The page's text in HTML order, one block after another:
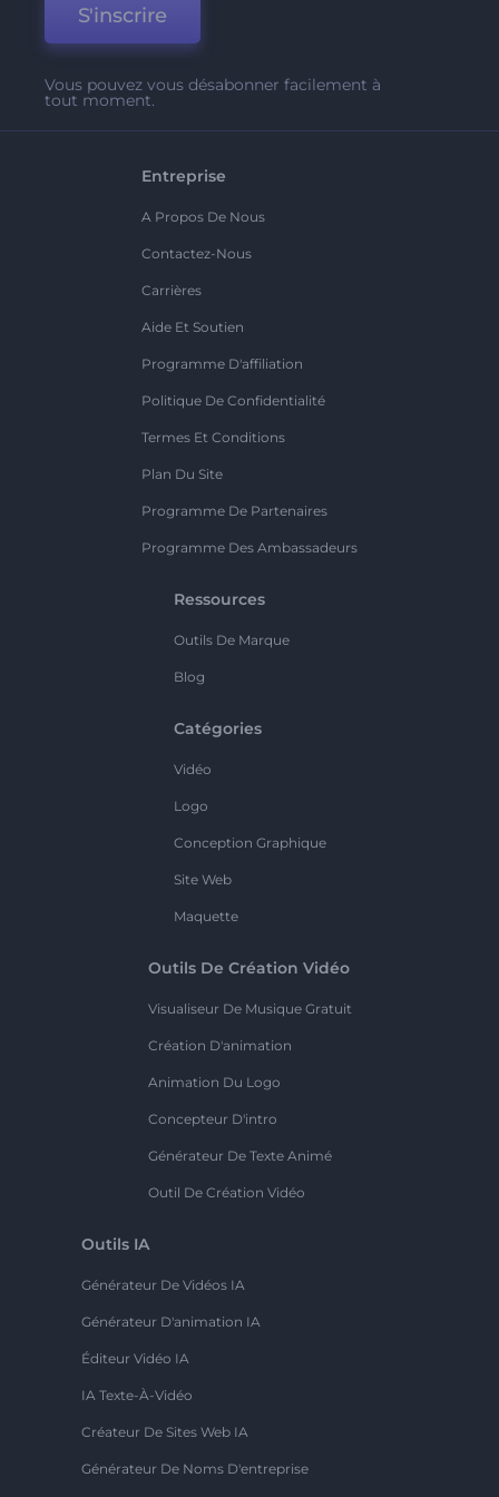
S'inscrire
Vous pouvez vous désabonner facilement à
tout moment.
Entreprise
A Propos De Nous
Contactez-Nous
Carrières
Aide Et Soutien
Programme D'affiliation
Politique De Confidentialité
Termes Et Conditions
Plan Du Site
Programme De Partenaires
Programme Des Ambassadeurs
Ressources
Outils De Marque
Blog
Catégories
Vidéo
Logo
Conception Graphique
Site Web
Maquette
Outils De Création Vidéo
Visualiseur De Musique Gratuit
Création D'animation
Animation Du Logo
Concepteur D'intro
Générateur De Texte Animé
Outil De Création Vidéo
Outils IA
Générateur De Vidéos IA
Générateur D'animation IA
Éditeur Vidéo IA
IA Texte-À-Vidéo
Créateur De Sites Web IA
Générateur De Noms D'entreprise